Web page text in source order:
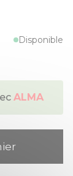
Disponible
ALMA